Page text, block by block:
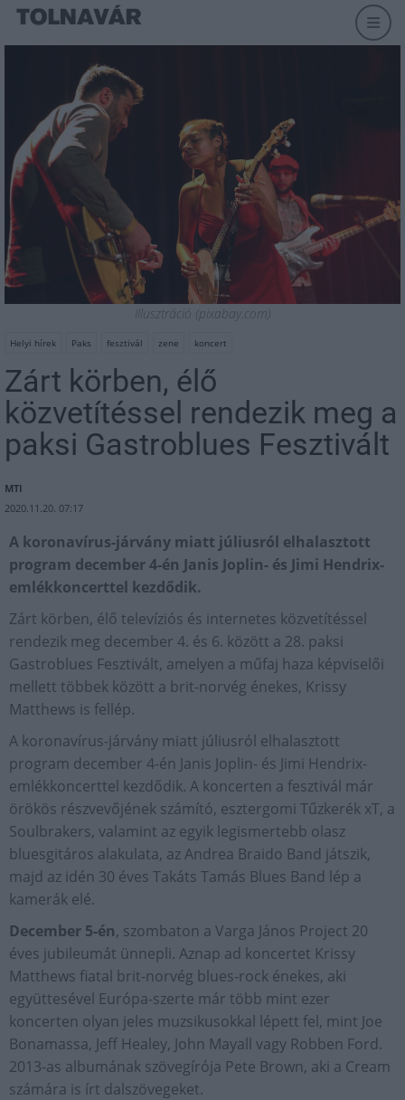
Illusztráció (pixabay.com)
Helyi hírek Paks fesztivál zene koncert
Zárt körben, élő
közvetítéssel rendezik meg a
paksi Gastroblues Fesztivált
MTI
2020.11.20. 07:17
A koronavírus-járvány miatt júliusról elhalasztott
program december 4-én Janis Joplin- és Jimi Hendrix-
emlékkoncerttel kezdődik.
Zárt körben, élő televíziós és internetes közvetítéssel
rendezik meg december 4. és 6. között a 28. paksi
Gastroblues Fesztivált, amelyen a műfaj haza képviselői
mellett többek között a brit-norvég énekes, Krissy
Matthews is fellép.
A koronavírus-járvány miatt júliusról elhalasztott
program december 4-én Janis Joplin- és Jimi Hendrix-
emlékkoncerttel kezdődik. A koncerten a fesztivál már
örökös részvevőjének számító, esztergomi Tűzkerék xT, a
Soulbrakers, valamint az egyik legismertebb olasz
bluesgitáros alakulata, az Andrea Braido Band játszik,
majd az idén 30 éves Takáts Tamás Blues Band lép a
kamerák elé.
December 5-én, szombaton a Varga János Project 20
éves jubileumát ünnepli. Aznap ad koncertet Krissy
Matthews fiatal brit-norvég blues-rock énekes, aki
együttesével Európa-szerte már több mint ezer
koncerten olyan jeles muzsikusokkal lépett fel, mint Joe
Bonamassa, Jeff Healey, John Mayall vagy Robben Ford.
2013-as albumának szövegírója Pete Brown, aki a Cream
számára is írt dalszövegeket.